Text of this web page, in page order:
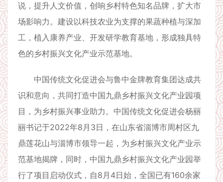
说，提升人文价值，创响乡村特色知名品牌，扩大市
场影响力。建设以科技农业为支撑的果蔬种植与深加
工，植入康养产业、开发研学教育基地，形成独具特
色的乡村振兴文化产业示范基地。
中国传统文化促进会与鲁中金牌教育集团达成共
识和意向，共同打造中国九鼎乡村振兴文化产业园项
目，为乡村振兴事业助力。中国传统文化促进会杨丽
丽书记于2022年8月3日，在山东省淄博市周村区九
鼎莲花山与淄博市领导一起，为乡村振兴文化产业示
范基地揭牌，同时，中国九鼎乡村振兴文化产业园举
行了项目启动仪式，自8月4日始，全国已有160余家